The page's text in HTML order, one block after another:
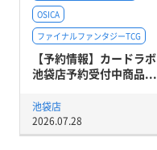
OSICA
ファイナルファンタジーTCG
【予約情報】カードラボ
池袋店予約受付中商品...
池袋店
2026.07.28